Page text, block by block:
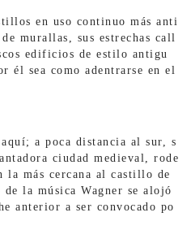
en uso continuo más anti
murallas, sus estrechas call
edificios de estilo antigu
él sea como adentrarse en el
a poca distancia al sur, s
ciudad medieval, rode
la más cercana al castillo de
la música Wagner se alojó
anterior a ser convocado po